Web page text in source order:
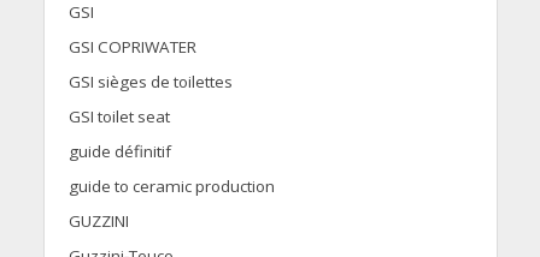
GSI
GSI COPRIWATER
GSI sièges de toilettes
GSI toilet seat
guide définitif
guide to ceramic production
GUZZINI